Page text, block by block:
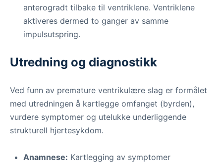
anterogradt tilbake til ventriklene. Ventriklene
aktiveres dermed to ganger av samme
impulsutspring.
Utredning og diagnostikk
Ved funn av premature ventrikulære slag er formålet
med utredningen å kartlegge omfanget (byrden),
vurdere symptomer og utelukke underliggende
strukturell hjertesykdom.
Anamnese: Kartlegging av symptomer